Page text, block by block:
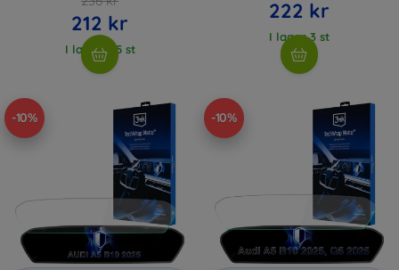
212 kr
I lager > 5 st
222 kr
I lager 3 st
-10% -10%